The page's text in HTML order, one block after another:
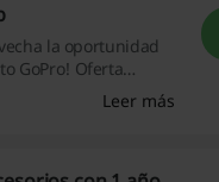
la oportunidad
GoPro! Oferta
con otrasLeer más